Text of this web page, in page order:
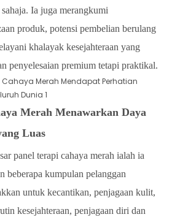
Ia juga merangkumi
produk, potensi pembelian berulang
khalayak kesejahteraan yang
penyelesaian premium tetapi praktikal.
Merah Menawarkan Daya
Luas
panel terapi cahaya merah ialah ia
beberapa kumpulan pelanggan
untuk kecantikan, penjagaan kulit,
kesejahteraan, penjagaan diri dan